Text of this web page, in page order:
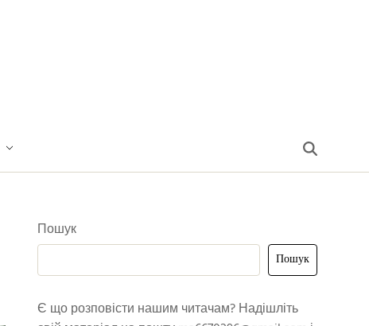
Пошук
Пошук
Є що розповісти нашим читачам? Надішліть